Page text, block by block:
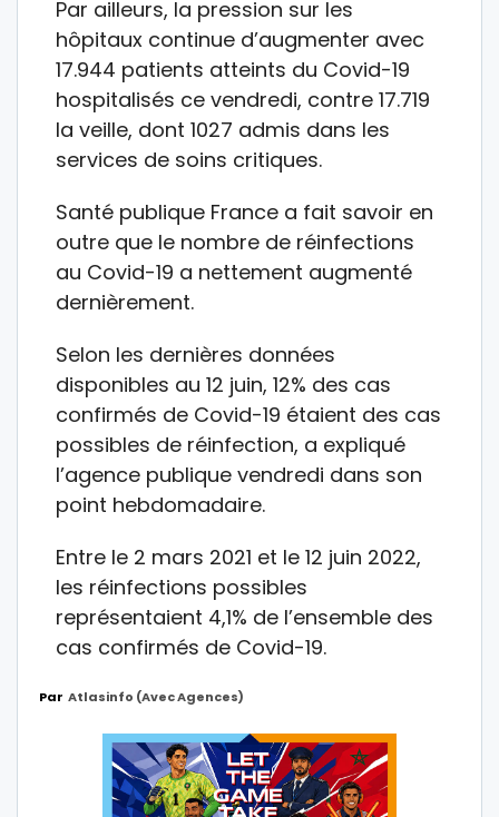
Par ailleurs, la pression sur les
hôpitaux continue d’augmenter avec
17.944 patients atteints du Covid-19
hospitalisés ce vendredi, contre 17.719
la veille, dont 1027 admis dans les
services de soins critiques.
Santé publique France a fait savoir en
outre que le nombre de réinfections
au Covid-19 a nettement augmenté
dernièrement.
Selon les dernières données
disponibles au 12 juin, 12% des cas
confirmés de Covid-19 étaient des cas
possibles de réinfection, a expliqué
l’agence publique vendredi dans son
point hebdomadaire.
Entre le 2 mars 2021 et le 12 juin 2022,
les réinfections possibles
représentaient 4,1% de l’ensemble des
cas confirmés de Covid-19.
Par Atlasinfo (avec Agences)